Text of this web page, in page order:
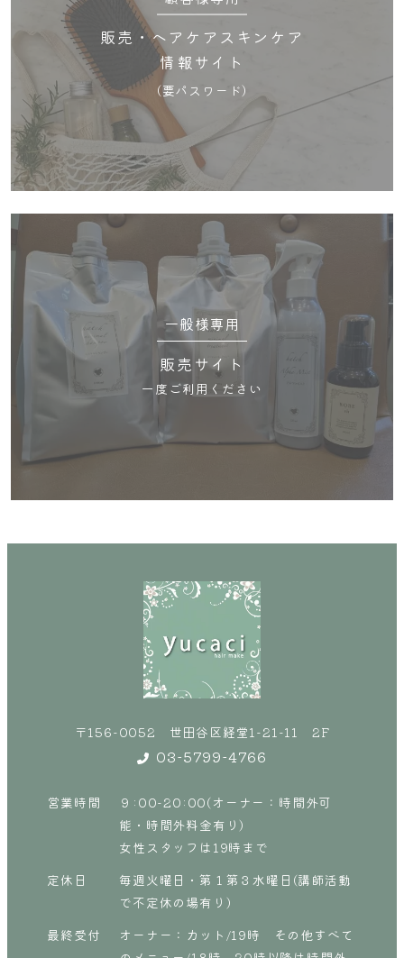
販売・ヘアケアスキンケア
情報サイト
一般様専用
販売サイト
一度ご利用ください
〒156-0052 世田谷区経堂1-21-11 2F
03-5799-4766
営業時間
９:00-20:00(オーナー：時間外可
能・時間外料金有り)
女性スタッフは19時まで
定休日
毎週火曜日・第１第３水曜日(講師活動
で不定休の場有り)
最終受付
オーナー：カット/19時 その他すべて